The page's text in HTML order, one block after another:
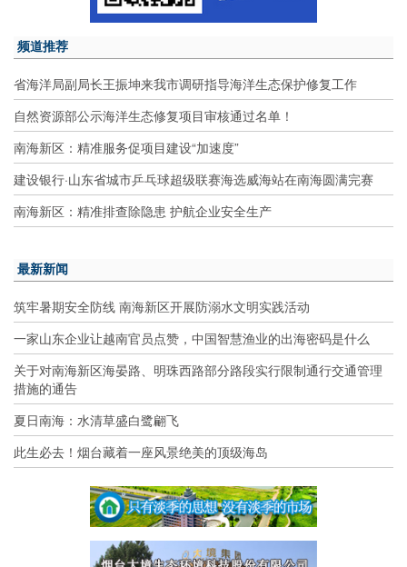
频道推荐
省海洋局副局长王振坤来我市调研指导海洋生态保护修复工作
自然资源部公示海洋生态修复项目审核通过名单！
南海新区：精准服务促项目建设“加速度”
建设银行·山东省城市乒乓球超级联赛海选威海站在南海圆满完赛
南海新区：精准排查除隐患 护航企业安全生产
最新新闻
筑牢暑期安全防线 南海新区开展防溺水文明实践活动
一家山东企业让越南官员点赞，中国智慧渔业的出海密码是什么
关于对南海新区海晏路、明珠西路部分路段实行限制通行交通管理
措施的通告
夏日南海：水清草盛白鹭翩飞
此生必去！烟台藏着一座风景绝美的顶级海岛